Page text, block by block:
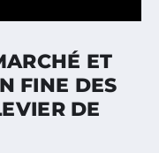
ET
FINE DES
DE